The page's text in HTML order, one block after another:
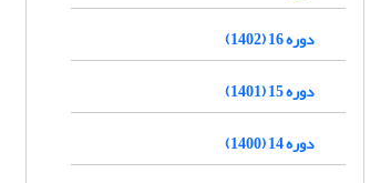
دوره 16 (1402)
دوره 15 (1401)
دوره 14 (1400)